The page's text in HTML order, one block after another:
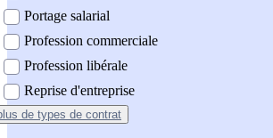
Portage salarial
Profession commerciale
Profession libérale
Reprise d'entreprise
de types de contrat